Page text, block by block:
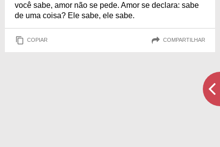
você sabe, amor não se pede. Amor se declara: sabe
de uma coisa? Ele sabe, ele sabe.
COPIAR COMPARTILHAR